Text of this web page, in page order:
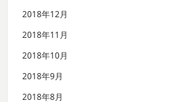
2018年12月
2018年11月
2018年10月
2018年9月
2018年8月